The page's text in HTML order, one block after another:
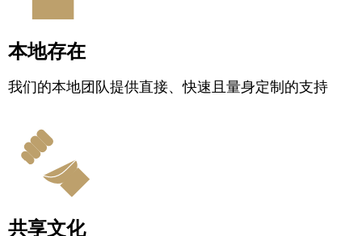
本地存在
我们的本地团队提供直接、快速且量身定制的支持
共享文化